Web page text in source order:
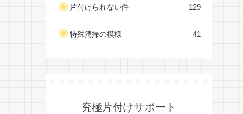
片付けられない件 129
特殊清掃の模様 41
究極片付けサポート